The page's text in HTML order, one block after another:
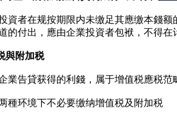
資者在规按期限内未缴足其應缴本錢
的付出，應由企業投資者包袱，不得在
與附加税
業告貸获得的利錢，属于增值税應税范
種环境下不必要缴纳增值税及附加税